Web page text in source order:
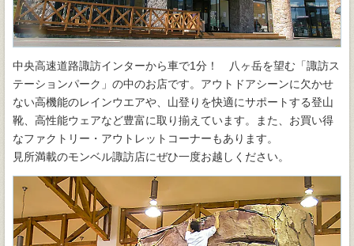
中央高速道路諏訪インターから車で1分！ 八ヶ岳を望む「諏訪ス
テーションパーク」の中のお店です。アウトドアシーンに欠かせ
ない高機能のレインウエアや、山登りを快適にサポートする登山
靴、高性能ウェアなど豊富に取り揃えています。また、お買い得
なファクトリー・アウトレットコーナーもあります。
見所満載のモンベル諏訪店にぜひ一度お越しください。